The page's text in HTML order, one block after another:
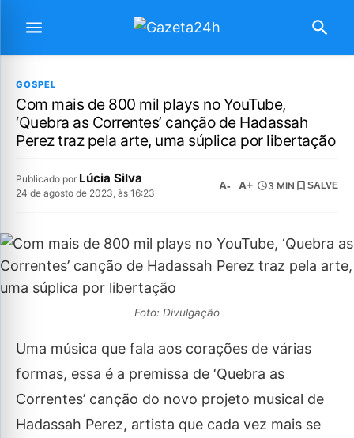
GOSPEL
Com mais de 800 mil plays no YouTube,
‘Quebra as Correntes’ canção de Hadassah
Perez traz pela arte, uma súplica por libertação
Publicado por Lúcia Silva
24 de agosto de 2023, às 16:23
A- A+ 3 MIN SALVE
Foto: Divulgação
Uma música que fala aos corações de várias
formas, essa é a premissa de ‘Quebra as
Correntes’ canção do novo projeto musical de
Hadassah Perez, artista que cada vez mais se